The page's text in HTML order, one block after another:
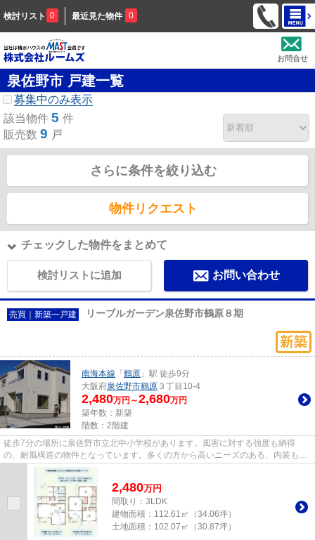
検討リスト 0 最近見た物件 0
お問合せ
泉佐野市 戸建一覧
募集中のみ表示
該当物件 5 件
販売数 9 戸
さらに条件を絞り込む
物件リクエスト
チェックした物件をまとめて
検討リストに追加 お問い合わせ
売買｜新築一戸建 リーブルガーデン泉佐野市鶴原８期
南海本線 「 鶴原 」駅 徒歩9分
大阪府泉佐野市鶴原 ３丁目10-4
2,480万円～2,680万円
築年数：新築
階数：2階建
徒歩7分の場所に泉佐野市立北中小学校があります。風害に対する強度も納得
の、耐風構造の物件となっています。多くの方から高いニーズのある、内装もピ
カピカの新築戸建ての物件です。...
2,480万円
間取り：3LDK
建物面積： 112.61㎡（34.06坪）
土地面積： 102.07㎡（30.87坪）